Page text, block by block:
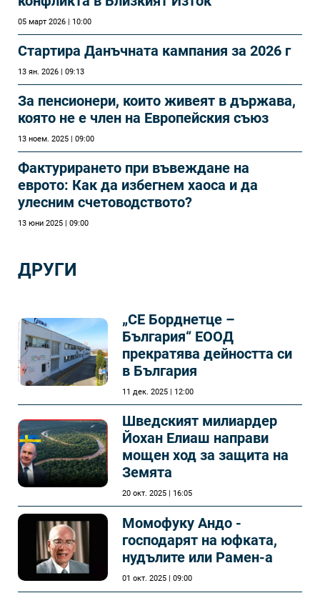
05 март 2026 | 10:00
Стартира Данъчната кампания за 2026 г
13 ян. 2026 | 09:13
За пенсионери, които живеят в държава,
която не е член на Европейския съюз
13 ноем. 2025 | 09:00
Фактурирането при въвеждане на
еврото: Как да избегнем хаоса и да
улесним счетоводството?
13 юни 2025 | 09:00
ДРУГИ
„СЕ Борднетце –
България“ ЕООД
прекратява дейността си
в България
11 дек. 2025 | 12:00
Шведският милиардер
Йохан Елиаш направи
мощен ход за защита на
Земята
20 окт. 2025 | 16:05
Момофуку Андо -
господарят на юфката,
нудълите или Рамен-а
01 окт. 2025 | 09:00